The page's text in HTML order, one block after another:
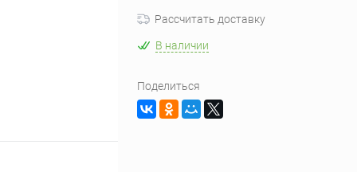
Рассчитать доставку
В наличии
Поделиться